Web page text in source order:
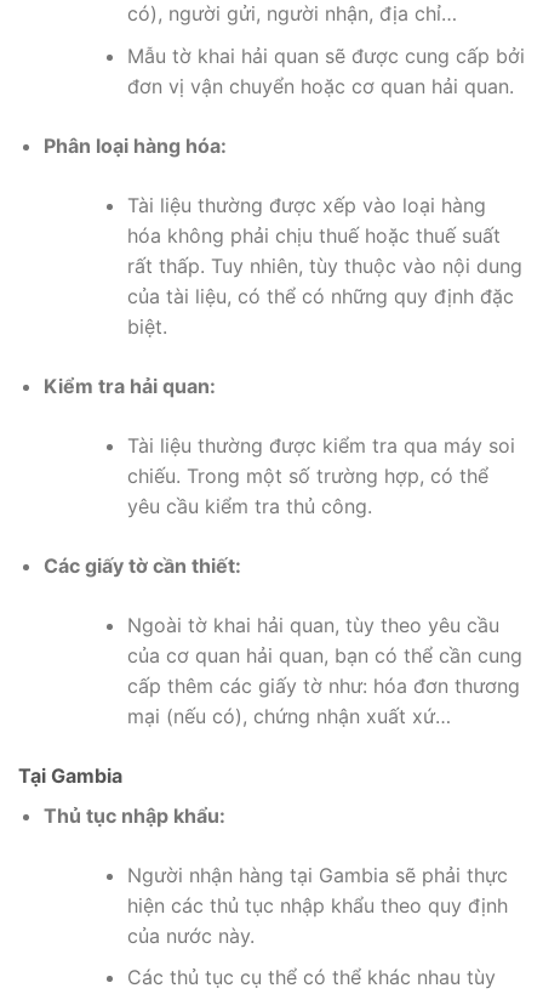
có), người gửi, người nhận, địa chỉ…
Mẫu tờ khai hải quan sẽ được cung cấp bởi
đơn vị vận chuyển hoặc cơ quan hải quan.
Phân loại hàng hóa:
Tài liệu thường được xếp vào loại hàng
hóa không phải chịu thuế hoặc thuế suất
rất thấp. Tuy nhiên, tùy thuộc vào nội dung
của tài liệu, có thể có những quy định đặc
biệt.
Kiểm tra hải quan:
Tài liệu thường được kiểm tra qua máy soi
chiếu. Trong một số trường hợp, có thể
yêu cầu kiểm tra thủ công.
Các giấy tờ cần thiết:
Ngoài tờ khai hải quan, tùy theo yêu cầu
của cơ quan hải quan, bạn có thể cần cung
cấp thêm các giấy tờ như: hóa đơn thương
mại (nếu có), chứng nhận xuất xứ…
Tại Gambia
Thủ tục nhập khẩu:
Người nhận hàng tại Gambia sẽ phải thực
hiện các thủ tục nhập khẩu theo quy định
của nước này.
Các thủ tục cụ thể có thể khác nhau tùy